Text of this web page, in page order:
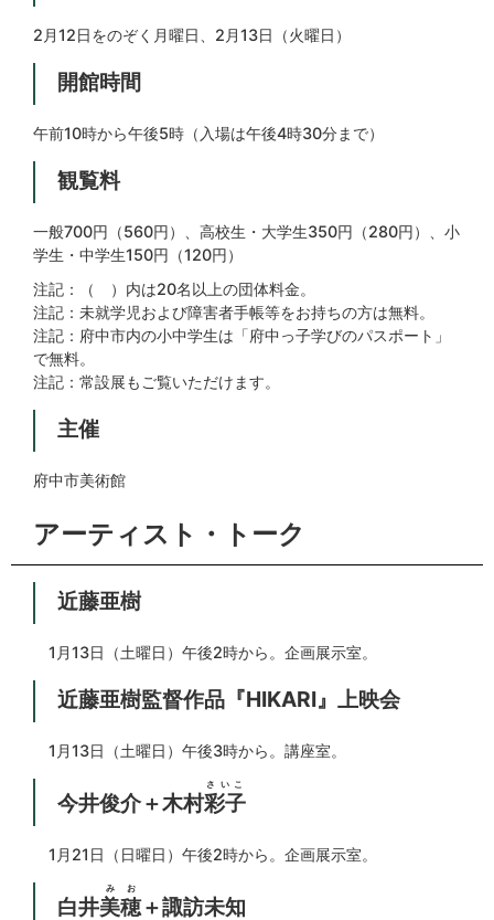
2月12日をのぞく月曜日、2月13日（火曜日）
開館時間
午前10時から午後5時（入場は午後4時30分まで）
観覧料
一般700円（560円）、高校生・大学生350円（280円）、小
学生・中学生150円（120円）
注記：（ ）内は20名以上の団体料金。
注記：未就学児および障害者手帳等をお持ちの方は無料。
注記：府中市内の小中学生は「府中っ子学びのパスポート」
で無料。
注記：常設展もご覧いただけます。
主催
府中市美術館
アーティスト・トーク
近藤亜樹
1月13日（土曜日）午後2時から。企画展示室。
近藤亜樹監督作品『HIKARI』上映会
1月13日（土曜日）午後3時から。講座室。
今井俊介＋木村彩子
さいこ
1月21日（日曜日）午後2時から。企画展示室。
白井美穂
みお
＋諏訪未知